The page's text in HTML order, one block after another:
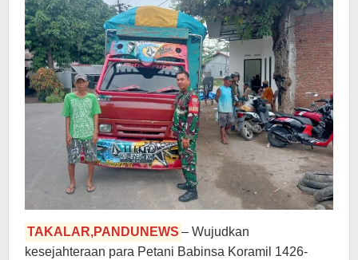
Oleh
Bulog
TAKALAR,PANDUNEWS – Wujudkan
kesejahteraan para Petani Babinsa Koramil 1426-